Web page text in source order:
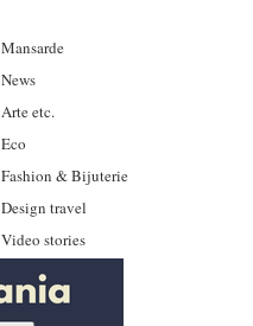
Mansarde
News
Arte etc.
Eco
Fashion & Bijuterie
Design travel
Video stories